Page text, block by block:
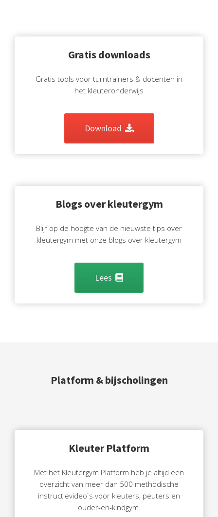
Gratis downloads
Gratis tools voor turntrainers & docenten in
het kleuteronderwijs
Download
Blogs over kleutergym
Blijf op de hoogte van de nieuwste tips over
kleutergym met onze blogs over kleutergym
Lees
Platform & bijscholingen
Kleuter Platform
Met het Kleutergym Platform heb je altijd een
overzicht van meer dan 500 methodische
instructievideo`s voor kleuters, peuters en
ouder-en-kindgym.